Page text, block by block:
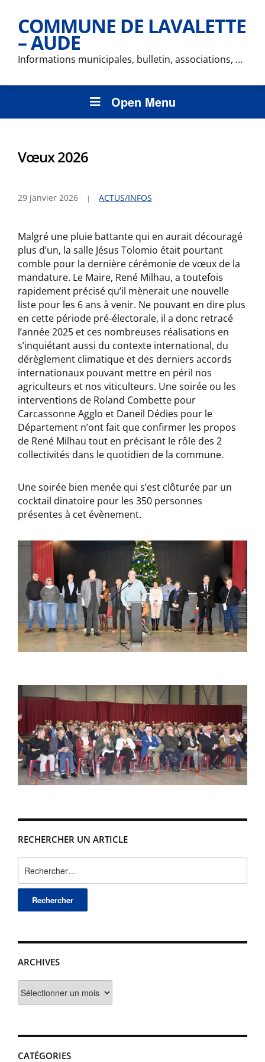
COMMUNE DE LAVALETTE
– AUDE
Informations municipales, bulletin, associations, …
Open Menu
RECHERCHER UN ARTICLE
ARCHIVES
CATÉGORIES
Vœux 2026
29 janvier 2026 ACTUS/INFOS
Malgré une pluie battante qui en aurait découragé
plus d’un, la salle Jésus Tolomio était pourtant
comble pour la dernière cérémonie de vœux de la
mandature. Le Maire, René Milhau, a toutefois
rapidement précisé qu’il mènerait une nouvelle
liste pour les 6 ans à venir. Ne pouvant en dire plus
en cette période pré-électorale, il a donc retracé
l’année 2025 et ces nombreuses réalisations en
s’inquiétant aussi du contexte international, du
dérèglement climatique et des derniers accords
internationaux pouvant mettre en péril nos
agriculteurs et nos viticulteurs. Une soirée ou les
interventions de Roland Combette pour
Carcassonne Agglo et Daneil Dédies pour le
Département n’ont fait que confirmer les propos
de René Milhau tout en précisant le rôle des 2
collectivités dans le quotidien de la commune.
Une soirée bien menée qui s’est clôturée par un
cocktail dinatoire pour les 350 personnes
présentes à cet évènement.